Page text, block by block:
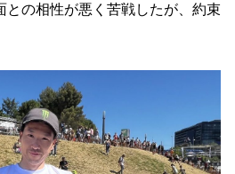
との相性が悪く苦戦したが、約束